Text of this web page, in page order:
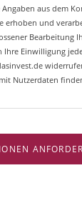
Angaben aus dem
erhoben und
Bearbeitung
Ihre Einwilligung
Nutzerdaten